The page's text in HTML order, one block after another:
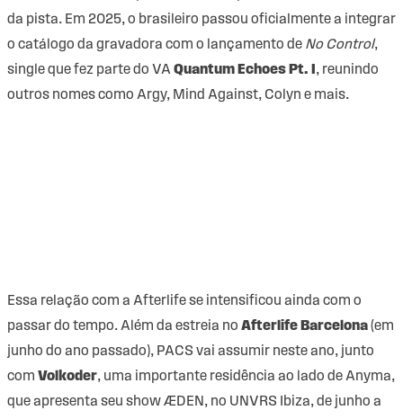
da pista. Em 2025, o brasileiro passou oficialmente a integrar
o catálogo da gravadora com o lançamento de No Control,
single que fez parte do VA Quantum Echoes Pt. I , reunindo
outros nomes como Argy, Mind Against, Colyn e mais.
Essa relação com a Afterlife se intensificou ainda com o
passar do tempo. Além da estreia no Afterlife Barcelona(em
junho do ano passado), PACS vai assumir neste ano, junto
com Volkoder, uma importante residência ao lado de Anyma,
que apresenta seu show ÆDEN, no UNVRS Ibiza, de junho a